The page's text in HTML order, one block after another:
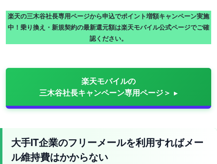
楽天の三木谷社長専用ページから申込でポイント増額キャンペーン実施
中！乗り換え・新規契約の最新還元額は楽天モバイル公式ページでご確
認ください。
楽天モバイルの
三木谷社長キャンペーン専用ページ＞
大手IT企業のフリーメールを利用すればメー
ル維持費はかからない